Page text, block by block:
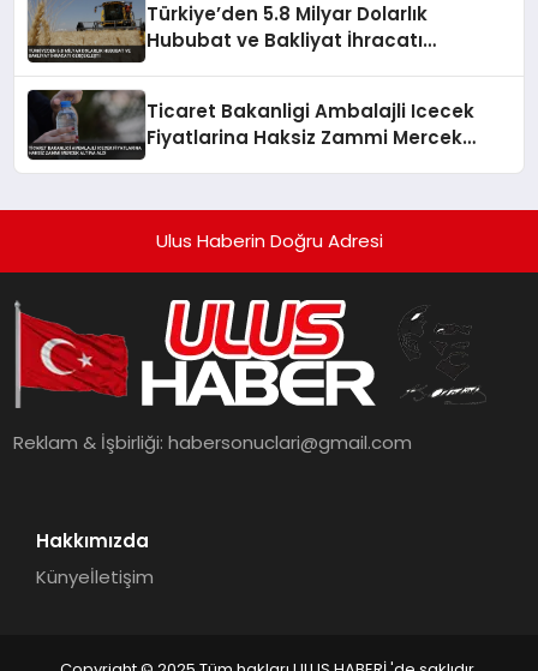
Türkiye’den 5.8 Milyar Dolarlık
Hububat ve Bakliyat İhracatı
Ticaret Bakanligi Ambalajli Icecek
Fiyatlarina Haksiz Zammi Mercek
Ulus Haberin Doğru Adresi
Reklam & İşbirliği:habersonuclari@gmail.com
Hakkımızda
Künyeİletişim